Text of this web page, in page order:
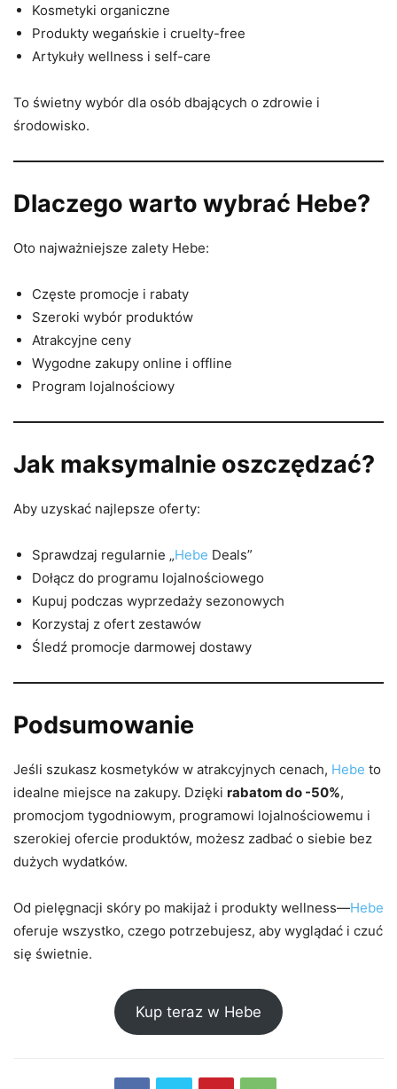
Kosmetyki organiczne
Produkty wegańskie i cruelty-free
Artykuły wellness i self-care
To świetny wybór dla osób dbających o zdrowie i
środowisko.
Dlaczego warto wybrać Hebe?
Oto najważniejsze zalety Hebe:
Częste promocje i rabaty
Szeroki wybór produktów
Atrakcyjne ceny
Wygodne zakupy online i offline
Program lojalnościowy
Jak maksymalnie oszczędzać?
Aby uzyskać najlepsze oferty:
Sprawdzaj regularnie „Hebe Deals”
Dołącz do programu lojalnościowego
Kupuj podczas wyprzedaży sezonowych
Korzystaj z ofert zestawów
Śledź promocje darmowej dostawy
Podsumowanie
Jeśli szukasz kosmetyków w atrakcyjnych cenach, Hebe to
idealne miejsce na zakupy. Dzięki rabatom do -50%,
promocjom tygodniowym, programowi lojalnościowemu i
szerokiej ofercie produktów, możesz zadbać o siebie bez
dużych wydatków.
Od pielęgnacji skóry po makijaż i produkty wellness—Hebe
oferuje wszystko, czego potrzebujesz, aby wyglądać i czuć
się świetnie.
Kup teraz w Hebe